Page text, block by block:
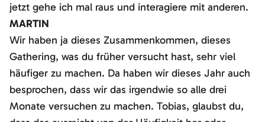
jetzt gehe ich mal raus und interagiere mit anderen.
MARTIN
Wir haben ja dieses Zusammenkommen, dieses
Gathering, was du früher versucht hast, sehr viel
häufiger zu machen. Da haben wir dieses Jahr auch
besprochen, dass wir das irgendwie so alle drei
Monate versuchen zu machen. Tobias, glaubst du,